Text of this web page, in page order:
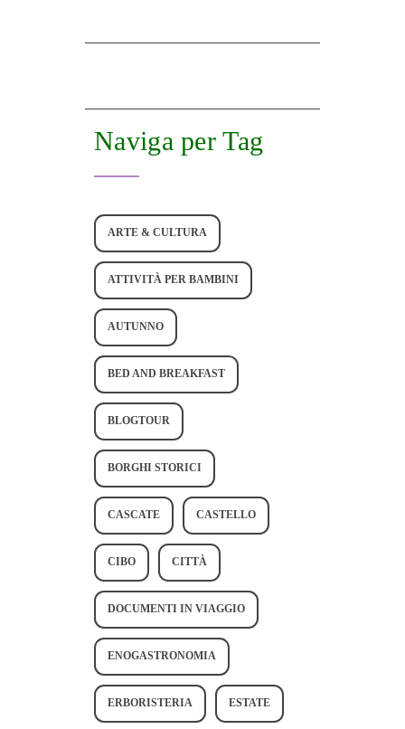
Naviga per Tag
ARTE & CULTURA
ATTIVITÀ PER BAMBINI
AUTUNNO
BED AND BREAKFAST
BLOGTOUR
BORGHI STORICI
CASCATE CASTELLO
CIBO CITTÀ
DOCUMENTI IN VIAGGIO
ENOGASTRONOMIA
ERBORISTERIA ESTATE